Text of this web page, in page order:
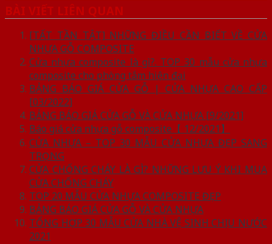
BÀI VIẾT LIÊN QUAN
[TẤT TẦN TẬT] NHỮNG ĐIỀU CẦN BIẾT VỀ CỬA
NHỰA GỖ COMPOSITE
Cửa nhựa composite là gì?. TOP 30 mẫu cửa nhựa
composite cho phòng tắm hiện đại
BẢNG BÁO GIÁ CỬA GỖ | CỬA NHỰA CAO CẤP
[03/2022]
BẢNG BÁO GIÁ CỬA GỖ VÀ CỬA NHỰA [9/2021]
Báo giá cửa nhựa gỗ composite【 12/2021】
CỬA NHỰA – TOP 30 MẪU CỬA NHỰA ĐẸP SANG
TRỌNG
CỬA CHỐNG CHÁY LÀ GÌ? NHỮNG LƯU Ý KHI MUA
CỬA CHỐNG CHÁY
TOP 20 MẪU CỬA NHỰA COMPOSITE ĐẸP
BẢNG BÁO GIÁ CỬA GỖ VÀ CỬA NHỰA
TỔNG HỢP 30 MẪU CỬA NHÀ VỆ SINH CHỊU NƯỚC
2021